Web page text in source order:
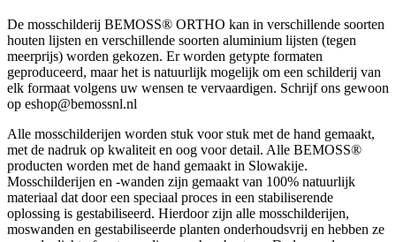
De mosschilderij BEMOSS® ORTHO kan in verschillende soorten
houten lijsten en verschillende soorten aluminium lijsten (tegen
meerprijs) worden gekozen. Er worden getypte formaten
geproduceerd, maar het is natuurlijk mogelijk om een schilderij van
elk formaat volgens uw wensen te vervaardigen. Schrijf ons gewoon
op eshop@bemossnl.nl
Alle mosschilderijen worden stuk voor stuk met de hand gemaakt,
met de nadruk op kwaliteit en oog voor detail. Alle BEMOSS®
producten worden met de hand gemaakt in Slowakije.
Mosschilderijen en -wanden zijn gemaakt van 100% natuurlijk
materiaal dat door een speciaal proces in een stabiliserende
oplossing is gestabiliseerd. Hierdoor zijn alle mosschilderijen,
moswanden en gestabiliseerde planten onderhoudsvrij en hebben ze